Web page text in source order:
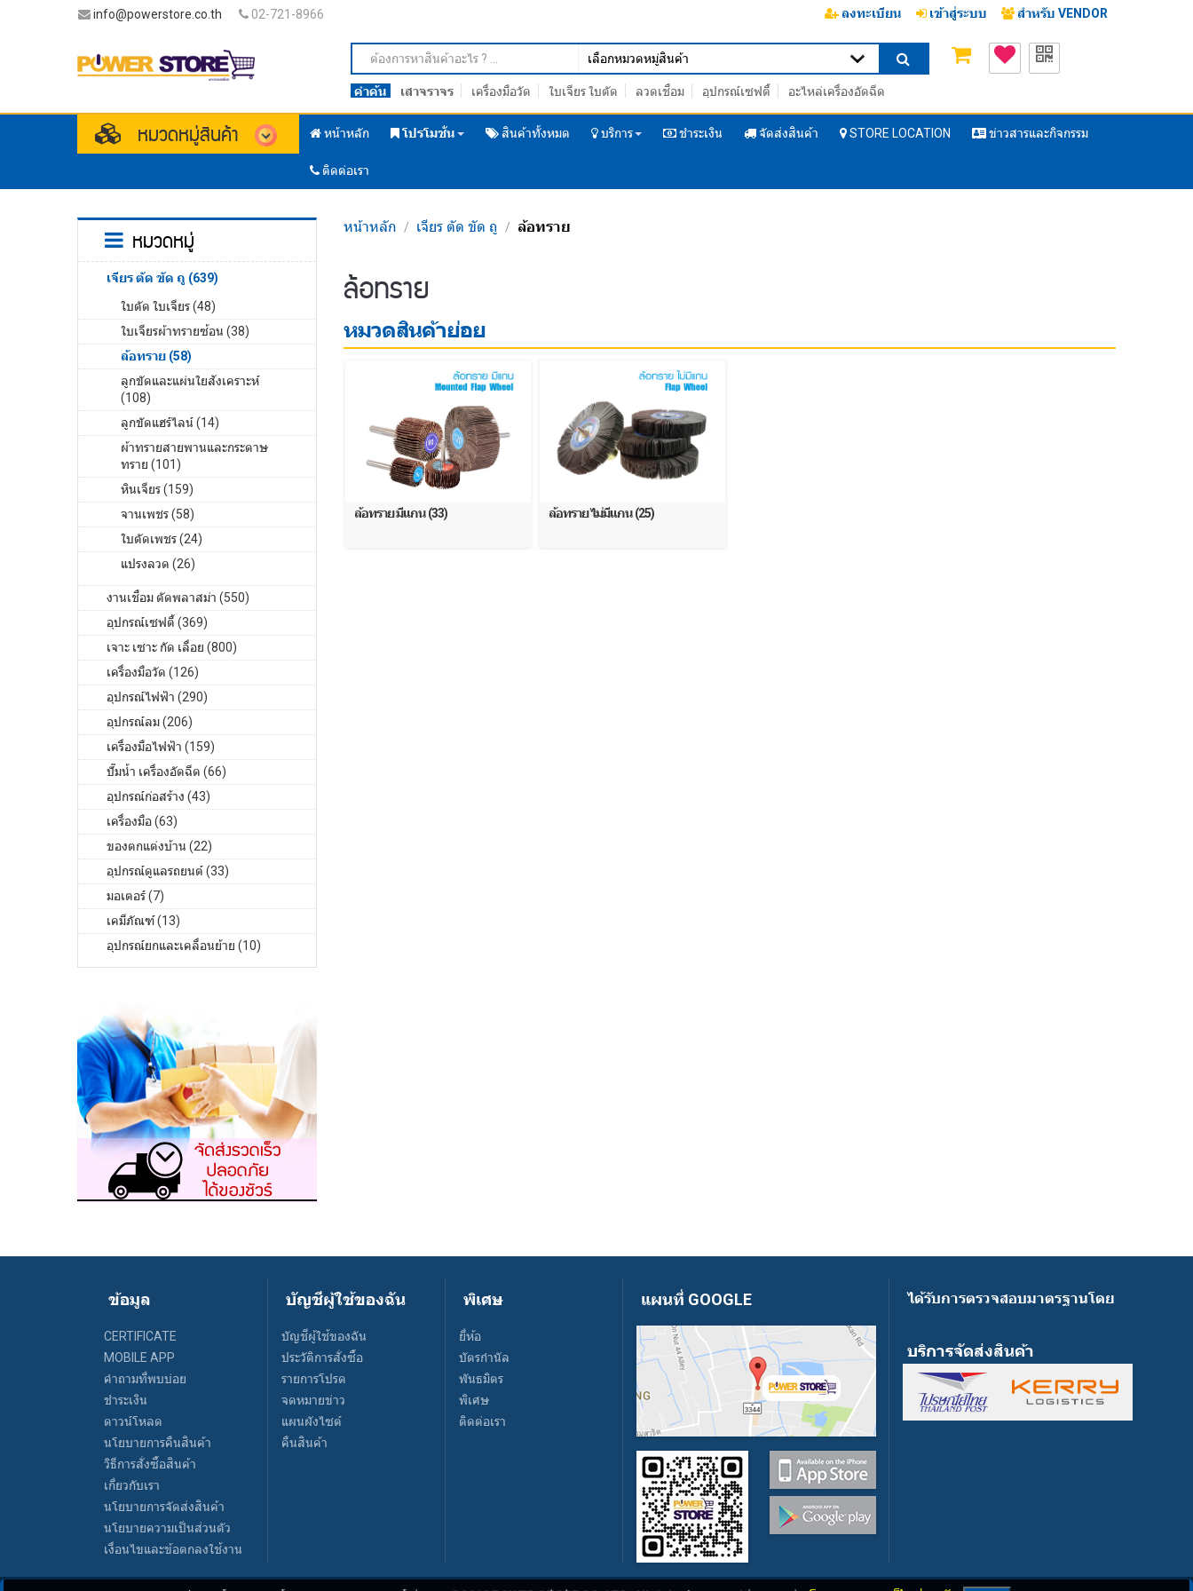
info@powerstore.co.th 02-721-8966 ลงทะเบียน เข้าสู่ระบบ สำหรับ VENDOR
คำค้น เสาจราจร เครื่องมือวัด ใบเจียร ใบตัด ลวดเชื่อม อุปกรณ์เซฟตี้ อะไหล่เครื่องอัดฉีด
หมวดหมู่สินค้า หน้าหลัก โปรโมชั่น สินค้าทั้งหมด บริการ ชำระเงิน จัดส่งสินค้า STORE LOCATION ข่าวสารและกิจกรรม
ติดต่อเรา
หมวดหมู่
เจียร ตัด ขัด ถู (639)
ใบตัด ใบเจียร (48)
ใบเจียรผ้าทรายซ้อน (38)
ล้อทราย (58)
ลูกขัดและแผ่นใยสังเคราะห์
(108)
ลูกขัดแฮร์ไลน์ (14)
ผ้าทรายสายพานและกระดาษ
ทราย (101)
หินเจียร (159)
จานเพชร (58)
ใบตัดเพชร (24)
แปรงลวด (26)
งานเชื่อม ตัดพลาสม่า (550)
อุปกรณ์เซฟตี้ (369)
เจาะ เซาะ กัด เลื่อย (800)
เครื่องมือวัด (126)
อุปกรณ์ไฟฟ้า (290)
อุปกรณ์ลม (206)
เครื่องมือไฟฟ้า (159)
ปั๊มน้ำ เครื่องอัดฉีด (66)
อุปกรณ์ก่อสร้าง (43)
เครื่องมือ (63)
ของตกแต่งบ้าน (22)
อุปกรณ์ดูแลรถยนต์ (33)
มอเตอร์ (7)
เคมีภัณฑ์ (13)
อุปกรณ์ยกและเคลื่อนย้าย (10)
หน้าหลัก / เจียร ตัด ขัด ถู / ล้อทราย
ล้อทราย
หมวดสินค้าย่อย
ล้อทราย มีแกน (33) ล้อทราย ไม่มีแกน (25)
ข้อมูล
CERTIFICATE
MOBILE APP
คำถามที่พบบ่อย
ชำระเงิน
ดาวน์โหลด
นโยบายการคืนสินค้า
วิธีการสั่งซื้อสินค้า
เกี่ยวกับเรา
นโยบายการจัดส่งสินค้า
นโยบายความเป็นส่วนตัว
เงื่อนไขและข้อตกลงใช้งาน
บัญชีผู้ใช้ของฉัน
บัญชีผู้ใช้ของฉัน
ประวัติการสั่งซื้อ
รายการโปรด
จดหมายข่าว
แผนผังไซต์
คืนสินค้า
พิเศษ
ยี่ห้อ
บัตรกำนัล
พันธมิตร
พิเศษ
ติดต่อเรา
แผนที่ GOOGLE ได้รับการตรวจสอบมาตรฐานโดย
บริการจัดส่งสินค้า